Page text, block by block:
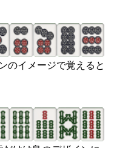
のイメージで覚えると